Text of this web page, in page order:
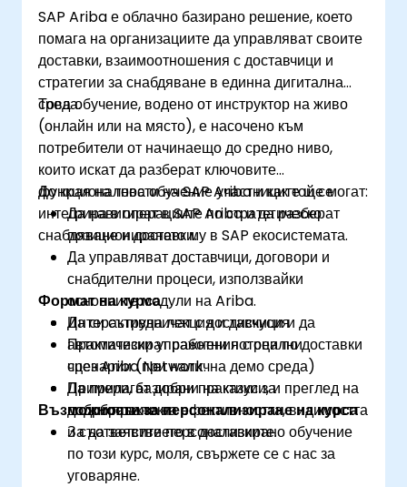
SAP Ariba е облачно базирано решение, което
помага на организациите да управляват своите
доставки, взаимоотношения с доставчици и
стратегии за снабдяване в единна дигитална
среда.
Това обучение, водено от инструктор на живо
(онлайн или на място), е насочено към
потребители от начинаещо до средно ниво,
които искат да разберат ключовите
функционалности на SAP Ariba и как той се
интегрира в операциите по стратегическо
снабдяване и доставки.
До края на това обучение участниците ще могат:
Да навигират в SAP Ariba и да разберат
позиционирането му в SAP екосистемата.
Да управляват доставчици, договори и
снабдителни процеси, използвайки
основните модули на Ariba.
Да си сътрудничат с доставчици и да
автоматизират работни потоци по доставки
чрез Ariba Network.
Да прилагат добри практики за
подобряване на ефективността, видимостта
и съответствието в доставките.
Формат на курса
Интерактивна лекция и дискусия
Практически упражнения с реални
сценарии (при налична демо среда)
Примери, базирани на казуси, и преглед на
добри практики
Възможности за персонализиране на курса
За да заявите персонализирано обучение
по този курс, моля, свържете се с нас за
уговаряне.